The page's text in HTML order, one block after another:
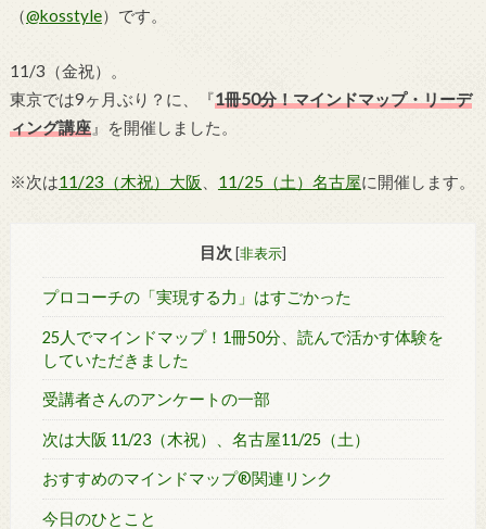
（@kosstyle）です。
11/3（金祝）。
東京では9ヶ月ぶり？に、『1冊50分！マインドマップ・リーデ
ィング講座』を開催しました。
※次は11/23（木祝）大阪 11/25（土）名古屋に開催します。
目次 [非表示]
プロコーチの「実現する力」はすごかった
25人でマインドマップ！1冊50分、読んで活かす体験を
していただきました
受講者さんのアンケートの一部
次は大阪 11/23（木祝）、名古屋11/25（土）
おすすめのマインドマップ®関連リンク
今日のひとこと